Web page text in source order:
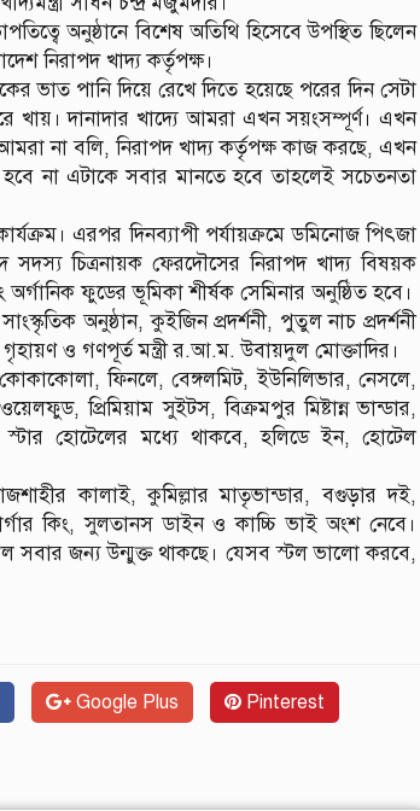
অনুষ্ঠানে বিশেষ অতিথি হিসেবে উপস্থিত ছিলেন
নিরাপদ খাদ্য কর্তৃপক্ষ।
ভাত পানি দিয়ে রেখে দিতে হয়েছে পরের দিন সেটা
খায়। দানাদার খাদ্যে আমরা এখন সয়ংসম্পূর্ণ। এখন
না বলি, নিরাপদ খাদ্য কর্তৃপক্ষ কাজ করছে, এখন
না এটাকে সবার মানতে হবে তাহলেই সচেতনতা
এরপর দিনব্যাপী পর্যায়ক্রমে ডমিনোজ পিৎজা
সদস্য চিত্রনায়ক ফেরদৌসের নিরাপদ খাদ্য বিষয়ক
অর্গানিক ফুডের ভূমিকা শীর্ষক সেমিনার অনুষ্ঠিত হবে।
অনুষ্ঠান, কুইজিন প্রদর্শনী, পুতুল নাচ প্রদর্শনী
ও গণপূর্ত মন্ত্রী র.আ.ম. উবায়দুল মোক্তাদির।
ফিনলে, বেঙ্গলমিট, ইউনিলিভার, নেসলে,
প্রিমিয়াম সুইটস, বিক্রমপুর মিষ্টান্ন ভান্ডার,
হোটেলের মধ্যে থাকবে, হলিডে ইন, হোটেল
কালাই, কুমিল্লার মাতৃভান্ডার, বগুড়ার দই,
কিং, সুলতানস ডাইন ও কাচ্চি ভাই অংশ নেবে।
সবার জন্য উন্মুক্ত থাকছে। যেসব স্টল ভালো করবে,
Google Plus Pinterest